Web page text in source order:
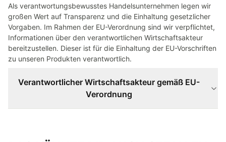
Als verantwortungsbewusstes Handelsunternehmen legen wir
großen Wert auf Transparenz und die Einhaltung gesetzlicher
Vorgaben. Im Rahmen der EU-Verordnung sind wir verpflichtet,
Informationen über den verantwortlichen Wirtschaftsakteur
bereitzustellen. Dieser ist für die Einhaltung der EU-Vorschriften
zu unseren Produkten verantwortlich.
Verantwortlicher Wirtschaftsakteur gemäß EU-
Verordnung